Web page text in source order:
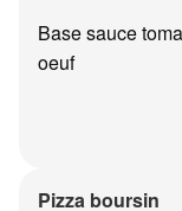
Base sauce
oeuf
Pizza boursin